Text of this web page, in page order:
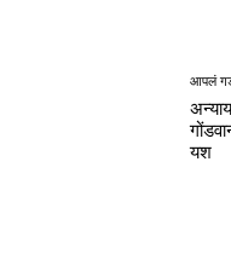
आपलं
यश